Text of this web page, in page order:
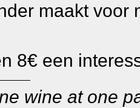
maakt voor
8€ een
wine at one